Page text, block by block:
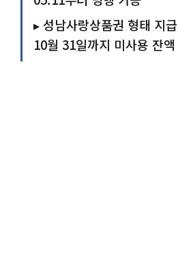
▸ 성남사랑상품권 형태 지
10월 31일까지 미사용 잔